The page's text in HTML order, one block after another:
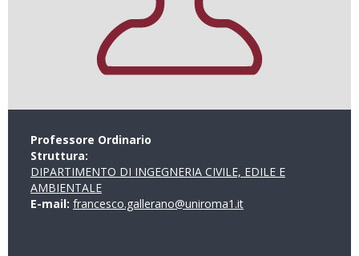
Professore Ordinario
Struttura:
DIPARTIMENTO DI INGEGNERIA CIVILE, EDILE E
AMBIENTALE
E-mail: francesco.gallerano@uniroma1.it